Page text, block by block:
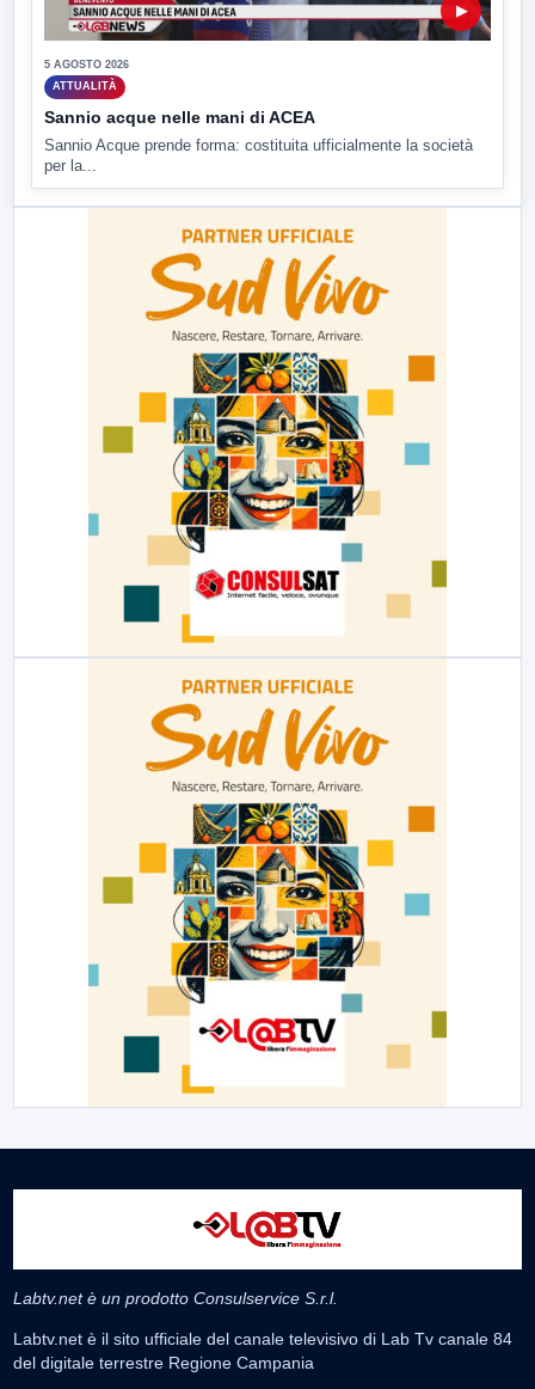
▶
5 AGOSTO 2026
ATTUALITÀ
Sannio acque nelle mani di ACEA
Sannio Acque prende forma: costituita ufficialmente la società
per la...
Labtv.net è un prodotto Consulservice S.r.l.
Labtv.net è il sito ufficiale del canale televisivo di Lab Tv canale 84
del digitale terrestre Regione Campania